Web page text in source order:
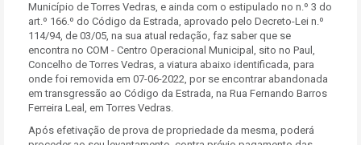
Município de Torres Vedras, e ainda com o estipulado no n.º 3 do
art.º 166.º do Código da Estrada, aprovado pelo Decreto-Lei n.º
114/94, de 03/05, na sua atual redação, faz saber que se
encontra no COM - Centro Operacional Municipal, sito no Paul,
Concelho de Torres Vedras, a viatura abaixo identificada, para
onde foi removida em 07-06-2022, por se encontrar abandonada
em transgressão ao Código da Estrada, na Rua Fernando Barros
Ferreira Leal, em Torres Vedras.
Após efetivação de prova de propriedade da mesma, poderá